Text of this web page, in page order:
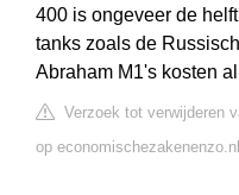
400 is ongeveer de
tanks zoals de
Abraham M1's kosten
Verzoek tot verwijderen
op economischezakenenzo.nl